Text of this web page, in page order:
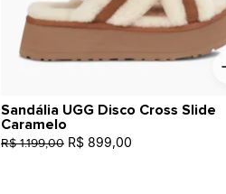
Sandália UGG Disco Cross Slide
Caramelo
R$ 1.199,00 R$ 899,00